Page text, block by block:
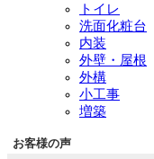
トイレ
洗面化粧台
内装
外壁・屋根
外構
小工事
増築
お客様の声